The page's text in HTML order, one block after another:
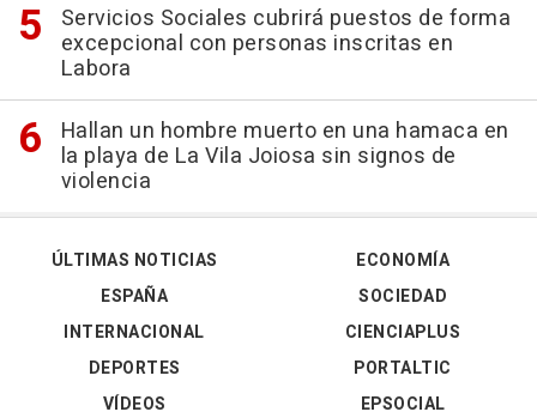
Servicios Sociales cubrirá puestos de forma
excepcional con personas inscritas en
Labora
Hallan un hombre muerto en una hamaca en
la playa de La Vila Joiosa sin signos de
violencia
ÚLTIMAS NOTICIAS
ESPAÑA
INTERNACIONAL
DEPORTES
VÍDEOS
ECONOMÍA
SOCIEDAD
CIENCIAPLUS
PORTALTIC
EPSOCIAL